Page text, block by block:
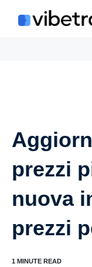
prezzi
nuova
prezzi